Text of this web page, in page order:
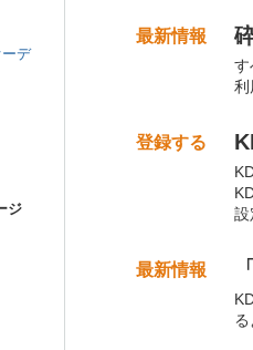
デ
ジ
最新情報
す
利
登録する
設
最新情報